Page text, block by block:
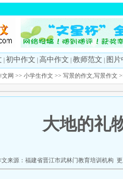
初中作文 高中作文 教师范文 图
文网 >> 小学生作文 >> 写景的作文,写景作文
大地的礼
来源：福建省晋江市武林门教育培训机构